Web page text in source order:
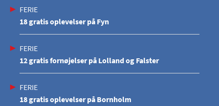
FERIE
18 gratis oplevelser på Fyn
FERIE
12 gratis fornøjelser på Lolland og Falster
FERIE
18 gratis oplevelser på Bornholm